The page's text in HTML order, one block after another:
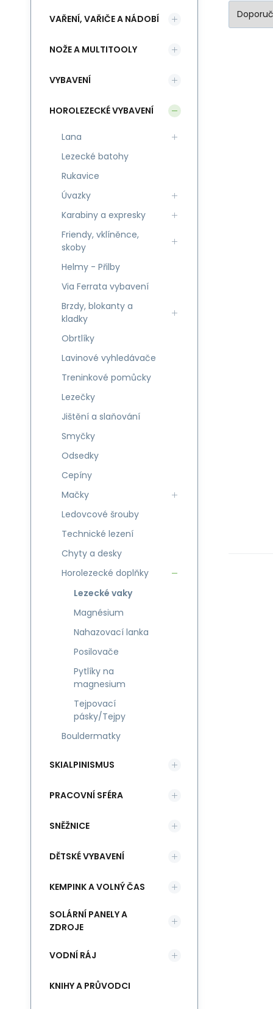
VAŘENÍ, VAŘIČE A NÁDOBÍ
NOŽE A MULTITOOLY
VYBAVENÍ
HOROLEZECKÉ VYBAVENÍ
Lana
Lezecké batohy
Rukavice
Úvazky
Karabiny a expresky
Friendy, vklíněnce,
skoby
Helmy - Přilby
Via Ferrata vybavení
Brzdy, blokanty a
kladky
Obrtlíky
Lavinové vyhledávače
Treninkové pomůcky
Lezečky
Jištění a slaňování
Smyčky
Odsedky
Cepíny
Mačky
Ledovcové šrouby
Technické lezení
Chyty a desky
Horolezecké doplňky
Lezecké vaky
Magnésium
Nahazovací lanka
Posilovače
Pytlíky na
magnesium
Tejpovací
pásky/Tejpy
Bouldermatky
SKIALPINISMUS
PRACOVNÍ SFÉRA
SNĚŽNICE
DĚTSKÉ VYBAVENÍ
KEMPINK A VOLNÝ ČAS
SOLÁRNÍ PANELY A
ZDROJE
VODNÍ RÁJ
KNIHY A PRŮVODCI